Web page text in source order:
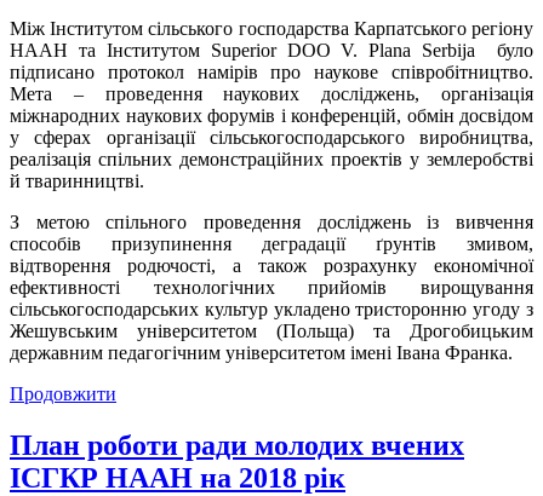
Між Інститутом сільського господарства Карпатського регіону
НААН та Інститутом Superior DOO V. Plana Serbija було
підписано протокол намірів про наукове співробітництво.
Мета – проведення наукових досліджень, організація
міжнародних наукових форумів і конференцій, обмін досвідом
у сферах організації сільськогосподарського виробництва,
реалізація спільних демонстраційних проектів у землеробстві
й тваринництві.
З метою спільного проведення досліджень із вивчення
способів призупинення деградації ґрунтів змивом,
відтворення родючості, а також розрахунку економічної
ефективності технологічних прийомів вирощування
сільськогосподарських культур укладено тристоронню угоду з
Жешувським університетом (Польща) та Дрогобицьким
державним педагогічним університетом імені Івана Франка.
Продовжити
План роботи ради молодих вчених
ІСГКР НААН на 2018 рік